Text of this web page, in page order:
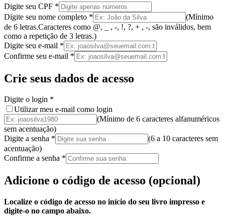
Digite seu CPF *
Digite seu nome completo * (Mínimo
de 6 letras.Caracteres como @, _ , -, !, ?, + , -, são inválidos, bem
como a repetição de 3 letras.)
Digite seu e-mail *
Confirme seu e-mail *
Crie seus dados de acesso
Digite o login *
Utilizar meu e-mail como login
(Mínimo de 6 caracteres alfanuméricos
sem acentuação)
Digite a senha * (6 a 10 caracteres sem
acentuação)
Confirme a senha *
Adicione o código de acesso (opcional)
Localize o código de acesso no início do seu livro impresso e
digite-o no campo abaixo.